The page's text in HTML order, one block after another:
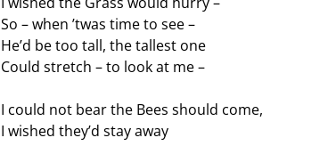
So – when ’twas time to see –
He’d be too tall, the tallest one
Could stretch – to look at me –
I could not bear the Bees should come,
I wished they’d stay away